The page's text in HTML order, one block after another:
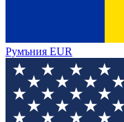
Румъния EUR